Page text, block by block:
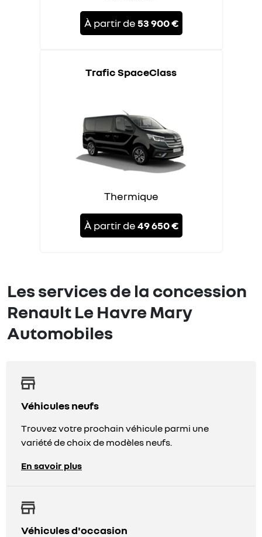
À partir de53 900 €
Trafic SpaceClass
Thermique
À partir de49 650 €
Les services de la concession
Renault Le Havre Mary
Automobiles
Véhicules neufs
Trouvez votre prochain véhicule parmi une
variété de choix de modèles neufs.
En savoir plus
Véhicules d'occasion